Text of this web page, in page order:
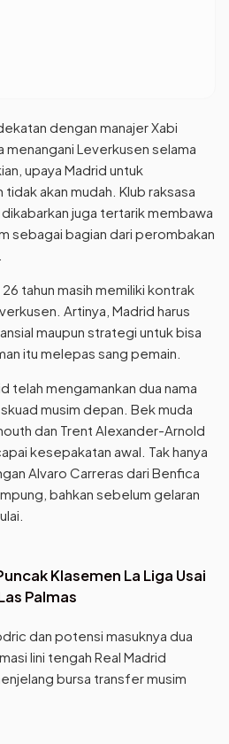
dengan manajer Xabi
menangani Leverkusen selama
upaya Madrid untuk
akan mudah. Klub raksasa
juga tertarik membawa
sebagai bagian dari perombakan
tahun masih memiliki kontrak
Artinya, Madrid harus
maupun strategi untuk bisa
itu melepas sang pemain.
telah mengamankan dua nama
musim depan. Bek muda
dan Trent Alexander-Arnold
kesepakatan awal. Tak hanya
Alvaro Carreras dari Benfica
bahkan sebelum gelaran
Klasemen La Liga Usai
Palmas
dan potensi masuknya dua
lini tengah Real Madrid
bursa transfer musim